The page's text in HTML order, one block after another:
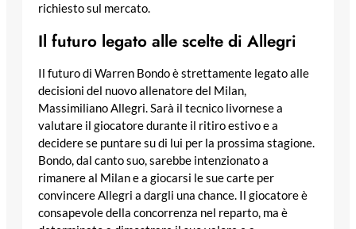
richiesto sul mercato.
Il futuro legato alle scelte di Allegri
Il futuro di Warren Bondo è strettamente legato alle
decisioni del nuovo allenatore del Milan,
Massimiliano Allegri. Sarà il tecnico livornese a
valutare il giocatore durante il ritiro estivo e a
decidere se puntare su di lui per la prossima stagione.
Bondo, dal canto suo, sarebbe intenzionato a
rimanere al Milan e a giocarsi le sue carte per
convincere Allegri a dargli una chance. Il giocatore è
consapevole della concorrenza nel reparto, ma è